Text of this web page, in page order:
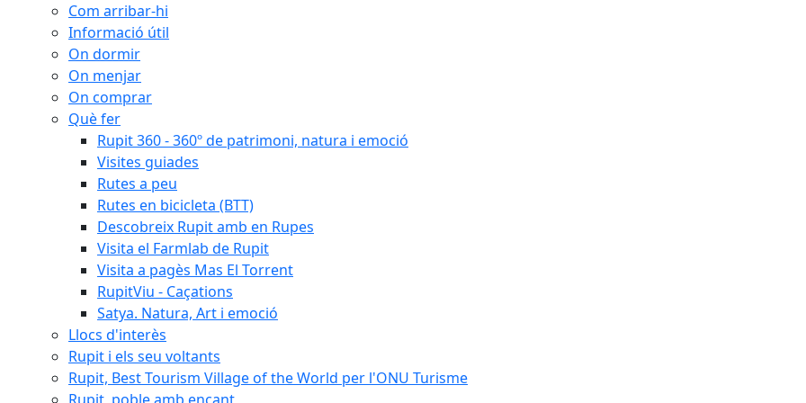
Com arribar-hi
Informació útil
On dormir
On menjar
On comprar
Què fer
Rupit 360 - 360º de patrimoni, natura i emoció
Visites guiades
Rutes a peu
Rutes en bicicleta (BTT)
Descobreix Rupit amb en Rupes
Visita el Farmlab de Rupit
Visita a pagès Mas El Torrent
RupitViu - Caçations
Satya. Natura, Art i emoció
Llocs d'interès
Rupit i els seu voltants
Rupit, Best Tourism Village of the World per l'ONU Turisme